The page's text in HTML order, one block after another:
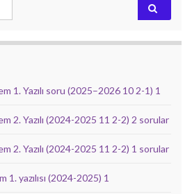
1. Yazılı soru (2025–2026 10 2-1) 1
2. Yazılı (2024-2025 11 2-2) 2 sorular
2. Yazılı (2024-2025 11 2-2) 1 sorular
1. yazılısı (2024-2025) 1